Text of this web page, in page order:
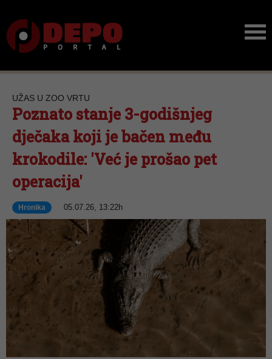
UŽAS U ZOO VRTU
Poznato stanje 3-godišnjeg
dječaka koji je bačen među
krokodile: 'Već je prošao pet
operacija'
Hronika 05.07.26, 13:22h